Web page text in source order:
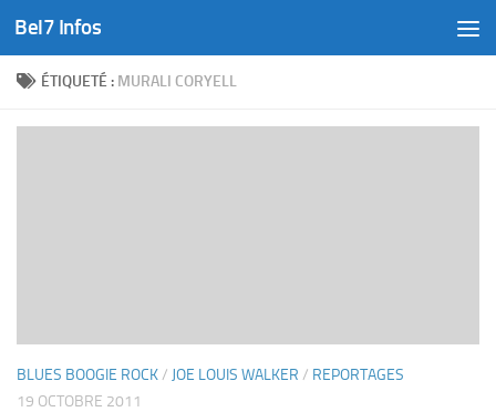
Skip to content
Bel7 Infos
ÉTIQUETÉ : MURALI CORYELL
BLUES BOOGIE ROCK/ JOE LOUIS WALKER / REPORTAGES
19 OCTOBRE 2011